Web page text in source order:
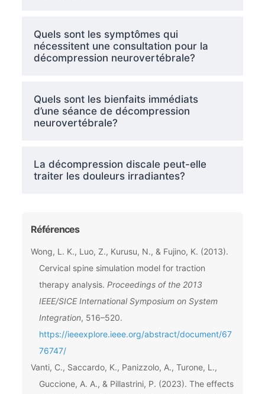
Quels sont les symptômes qui
nécessitent une consultation pour la
décompression neurovertébrale?
Quels sont les bienfaits immédiats
d’une séance de décompression
neurovertébrale?
La décompression discale peut-elle
traiter les douleurs irradiantes?
Références
Wong, L. K., Luo, Z., Kurusu, N., & Fujino, K. (2013).
Cervical spine simulation model for traction
therapy analysis. Proceedings of the 2013
IEEE/SICE International Symposium on System
Integration, 516–520.
https://ieeexplore.ieee.org/abstract/document/67
76747/
Vanti, C., Saccardo, K., Panizzolo, A., Turone, L.,
Guccione, A. A., & Pillastrini, P. (2023). The effects